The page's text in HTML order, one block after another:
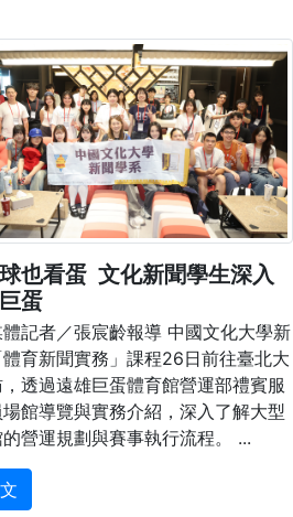
也看蛋 文化新聞學生深入
蛋
記者／張宸齡報導 中國文化大學新
育新聞實務」課程26日前往臺北大
透過遠雄巨蛋體育館營運部禮賓服
館導覽與實務介紹，深入了解大型
營運規劃與賽事執行流程。 ...